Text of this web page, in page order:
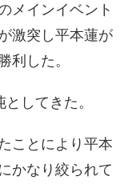
メインイベント
激突し平本蓮が
利した。
してきた。
ことにより平本
かなり絞られて